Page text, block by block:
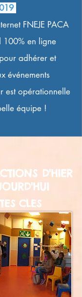
FNEJE PACA
100% en ligne
adhérer et
événements
est opérationnelle
équipe !
CLES
D'HIER